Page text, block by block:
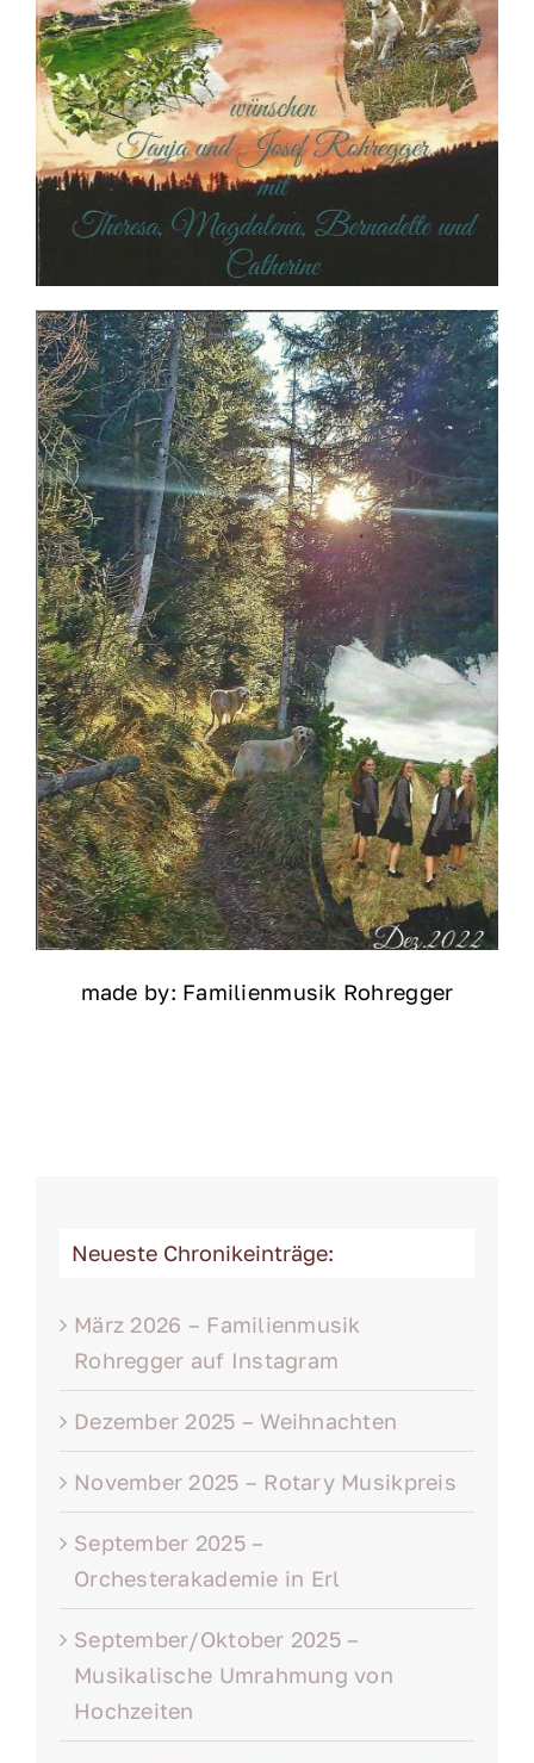
made by: Familienmusik Rohregger
Neueste Chronikeinträge:
März 2026 – Familienmusik
Rohregger auf Instagram
Dezember 2025 – Weihnachten
November 2025 – Rotary Musikpreis
September 2025 –
Orchesterakademie in Erl
September/Oktober 2025 –
Musikalische Umrahmung von
Hochzeiten